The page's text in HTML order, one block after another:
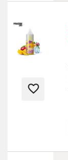
favorite_border